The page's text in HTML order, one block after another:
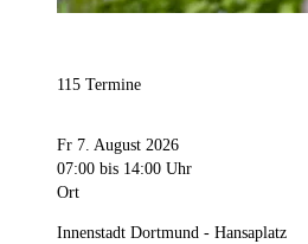
115 Termine
Fr 7. August 2026
07:00 bis 14:00 Uhr
Ort
Innenstadt Dortmund - Hansaplatz